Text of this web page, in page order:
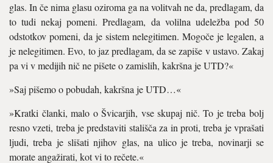
glas. In če nima glasu oziroma ga na volitvah ne da, predlagam, da
to tudi nekaj pomeni. Predlagam, da volilna udeležba pod 50
odstotkov pomeni, da je sistem nelegitimen. Mogoče je legalen, a
je nelegitimen. Evo, to jaz predlagam, da se zapiše v ustavo. Zakaj
pa vi v medijih nič ne pišete o zamislih, kakršna je UTD?«
»Saj pišemo o pobudah, kakršna je UTD…«
»Kratki članki, malo o Švicarjih, vse skupaj nič. To je treba bolj
resno vzeti, treba je predstaviti stališča za in proti, treba je vprašati
ljudi, treba je slišati njihov glas, na ulico je treba, novinarji se
morate angažirati, kot vi to rečete.«